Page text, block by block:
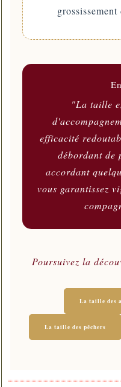
"La taille
efficacité
débordant de
accordant
vous garantissez
Poursuivez la
La taille des
La taille des pêchers